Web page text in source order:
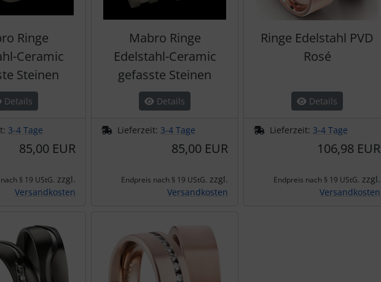
Ringe
Ceramic
Steinen
Details
3-4 Tage
85,00 EUR
§ 19 UStG. zzgl.
Versandkosten
Mabro Ringe
Edelstahl-Ceramic
gefasste Steinen
Details
Lieferzeit: 3-4 Tage
85,00 EUR
Endpreis nach § 19 UStG. zzgl.
Versandkosten
Ringe Edelstahl PVD
Rosé
Details
Lieferzeit: 3-4 Tage
106,98 EUR
Endpreis nach § 19 UStG. zzgl.
Versandkosten